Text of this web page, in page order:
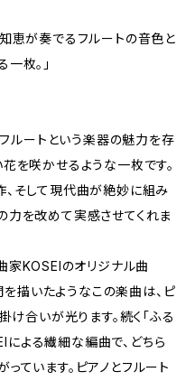
恵が奏でるフルートの音色と
枚。」
ルートという楽器の魅力を存
を咲かせるような一枚です。
、そして現代曲が絶妙に組み
力を改めて実感させてくれま
家KOSEIのオリジナル曲
を描いたようなこの楽曲は、ピ
合いが光ります。続く「ふる
による繊細な編曲で、どちら
ています。ピアノとフルート